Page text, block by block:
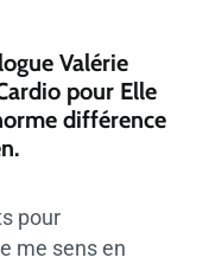
Valérie
pour Elle
différence
pour
me sens en